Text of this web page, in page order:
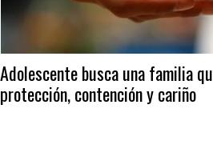
Adolescente busca una familia
protección, contención y cariño